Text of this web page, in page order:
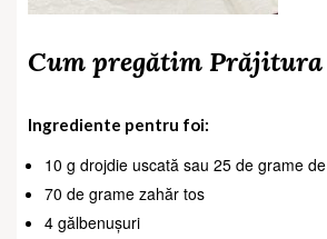
Cum pregătim
Ingrediente pentru foi:
10 g drojdie uscată sau 25 de grame
70 de grame zahăr tos
4 gălbenușuri